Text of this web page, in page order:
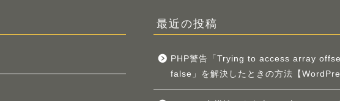
最近の投稿
PHP警告「Trying to access array
false」を解決したときの方法【